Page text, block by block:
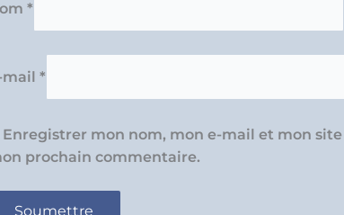
*
mail *
Enregistrer mon nom, mon e-mail et mon
prochain commentaire.